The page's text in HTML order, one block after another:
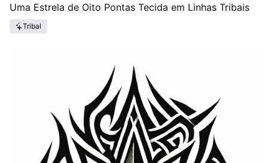
Uma Estrela de Oito Pontas Tecida em Linhas Tribais
Tribal